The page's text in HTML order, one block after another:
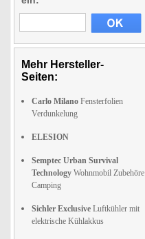
Mehr Hersteller-
Seiten:
Carlo Milano Fensterfolien
Verdunkelung
ELESION
Semptec Urban Survival
Technology Wohnmobil Zubehöre
Camping
Sichler Exclusive Luftkühler mit
elektrische Kühlakkus